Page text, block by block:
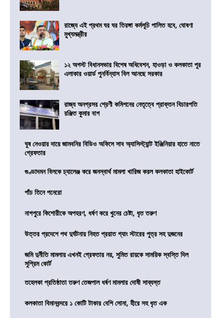
রাজ্যে এই প্রথম ঘর ঘর তিরঙ্গা কর্মসূচি পালিত হবে, ঘোষণা
মুখ্যমন্ত্রীর
১২ অগস্ট বিধানসভার বিশেষ অধিবেশন, হাওড়া ও কলকাতা পুর
এলাকার ওয়ার্ড পুনর্বিন্যাস বিল আনছে সরকার
রাজ্য অনগ্রসর শ্রেণী কমিশনের নেতৃত্বে প্রাক্তন বিচারপতি
রঞ্জিত কুমার বাগ
ঘুষ নেওয়ার দায়ে জামবনির বিডিও অফিসে সাব অ্যাসিস্ট্যান্ট ইঞ্জিনিয়ার হাতে নাতে
গ্রেফতার
গুণ্ডাদমন বিলকে চ্যালেঞ্জ করে জনস্বার্থ মামলা খারিজ করল কলকাতা হাইকোর্ট
পাঁচ তিনে পনেরো
নাগপুরে কিশোরীকে অপহরণ, ধর্ষণ করে খুনের চেষ্টা, ধৃত তরুণ
উত্তর প্রদেশে পথ দুর্ঘটনায় নিহত প্রয়াত গ্যাং স্টারের পুত্র সহ দুজনের
জমি দুর্নীতি মামলায় এখনই গ্রেফতার নয়, সুমিত রায়কে সাময়িক স্বস্তি দিল
সুপ্রিম কোর্ট
তহেলকা প্রতিষ্ঠাতা তরুণ তেজপাল ধর্ষণ মামলার দোষী সাব্যস্ত
কলকাতা বিমানবন্দরে ১ কোটি টাকার বেশি সোনা, হীরে সহ ধৃত এক